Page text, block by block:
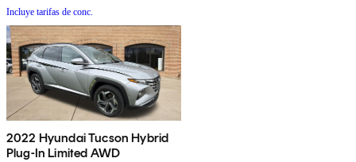
Incluye tarifas de conc.
2022 Hyundai Tucson Hybrid
Plug-In Limited AWD